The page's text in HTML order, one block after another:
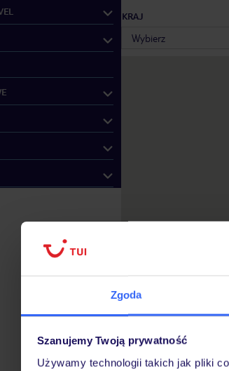
Zgoda
Szanujemy Twoją prywatność
Używamy technologii takich jak pliki
KRAJ